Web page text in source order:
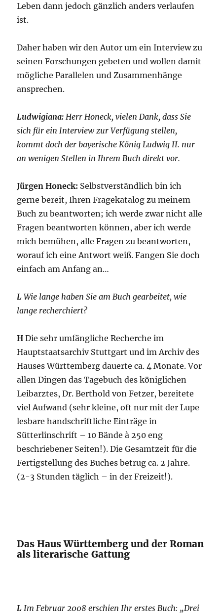
Leben dann jedoch gänzlich anders verlaufen
ist.
Daher haben wir den Autor um ein Interview zu
seinen Forschungen gebeten und wollen damit
mögliche Parallelen und Zusammenhänge
ansprechen.
Ludwigiana: Herr Honeck, vielen Dank, dass Sie
sich für ein Interview zur Verfügung stellen,
kommt doch der bayerische König Ludwig II. nur
an wenigen Stellen in Ihrem Buch direkt vor.
Jürgen Honeck: Selbstverständlich bin ich
gerne bereit, Ihren Fragekatalog zu meinem
Buch zu beantworten; ich werde zwar nicht alle
Fragen beantworten können, aber ich werde
mich bemühen, alle Fragen zu beantworten,
worauf ich eine Antwort weiß. Fangen Sie doch
einfach am Anfang an…
L Wie lange haben Sie am Buch gearbeitet, wie
lange recherchiert?
HDie sehr umfängliche Recherche im
Hauptstaatsarchiv Stuttgart und im Archiv des
Hauses Württemberg dauerte ca. 4 Monate. Vor
allen Dingen das Tagebuch des königlichen
Leibarztes, Dr. Berthold von Fetzer, bereitete
viel Aufwand (sehr kleine, oft nur mit der Lupe
lesbare handschriftliche Einträge in
Sütterlinschrift – 10 Bände à 250 eng
beschriebener Seiten!). Die Gesamtzeit für die
Fertigstellung des Buches betrug ca. 2 Jahre.
(2-3 Stunden täglich – in der Freizeit!).
Das Haus Württemberg und der Roman
als literarische Gattung
L Im Februar 2008 erschien Ihr erstes Buch: „Drei